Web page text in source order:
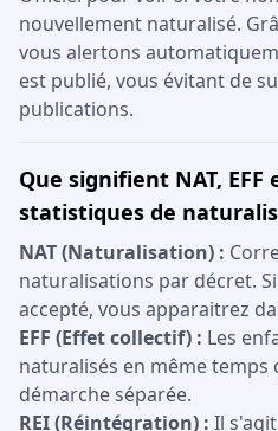
nouvellement naturalisé.
vous alertons
est publié, vous évitant de
publications.
Que signifient NAT, EFF
statistiques de
NAT (Naturalisation) :
naturalisations par décret.
accepté, vous apparaitrez
EFF (Effet collectif) : Les
naturalisés en même temps
démarche séparée.
REI (Réintégration) : Il